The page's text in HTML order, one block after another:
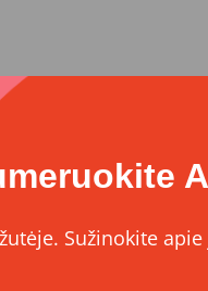
Sužinokite